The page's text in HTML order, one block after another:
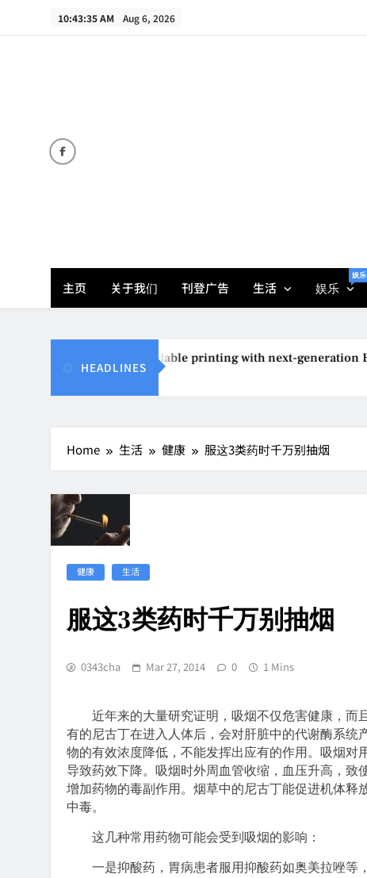
10:43:35 AM Aug 6, 2026
主页 关于我们 刊登广告 生活 娱乐
娱乐
HEADLINES
Epson reinvents affordable printing with next-generation
Home 生活 健康 服这3类药时千万别抽烟
健康 生活
服这3类药时千万别抽烟
0343cha Mar 27, 2014 0 1 Mins
近年来的大量研究证明，吸烟不仅危害健康，而
有的尼古丁在进入人体后，会对肝脏中的代谢酶系
物的有效浓度降低，不能发挥出应有的作用。吸烟
导致药效下降。吸烟时外周血管收缩，血压升高，
增加药物的毒副作用。烟草中的尼古丁能促进机体
中毒。
这几种常用药物可能会受到吸烟的影响：
一是抑酸药 ，胃病患者服用抑酸药如奥美拉唑